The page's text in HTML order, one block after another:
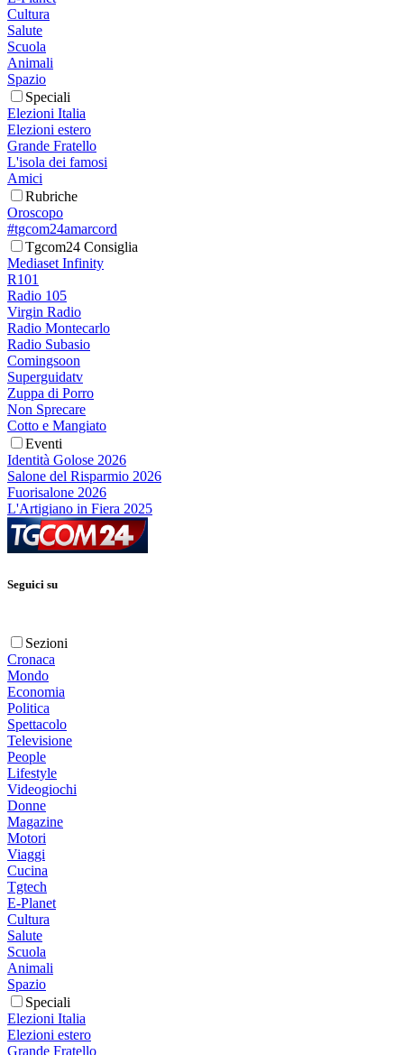
Cultura
Salute
Scuola
Animali
Spazio
Speciali
Elezioni Italia
Elezioni estero
Grande Fratello
L'isola dei famosi
Amici
Rubriche
Oroscopo
#tgcom24amarcord
Tgcom24 Consiglia
Mediaset Infinity
R101
Radio 105
Virgin Radio
Radio Montecarlo
Radio Subasio
Comingsoon
Superguidatv
Zuppa di Porro
Non Sprecare
Cotto e Mangiato
Eventi
Identità Golose 2026
Salone del Risparmio 2026
Fuorisalone 2026
L'Artigiano in Fiera 2025
Seguici su
Sezioni
Cronaca
Mondo
Economia
Politica
Spettacolo
Televisione
People
Lifestyle
Videogiochi
Donne
Magazine
Motori
Viaggi
Cucina
Tgtech
E-Planet
Cultura
Salute
Scuola
Animali
Spazio
Speciali
Elezioni Italia
Elezioni estero
Grande Fratello